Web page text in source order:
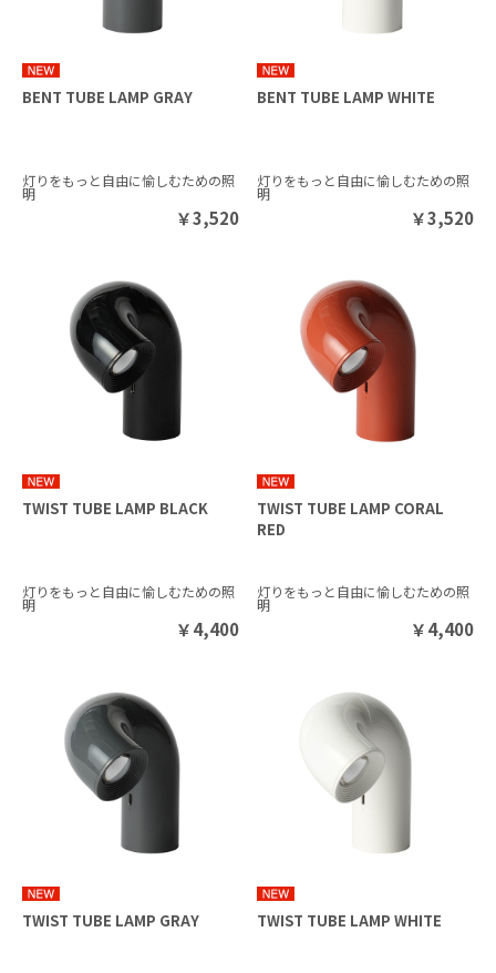
BENT TUBE LAMP GRAY
灯りをもっと自由に愉しむための照
明
￥3,520
BENT TUBE LAMP WHITE
灯りをもっと自由に愉しむための照
明
￥3,520
TWIST TUBE LAMP BLACK
灯りをもっと自由に愉しむための照
明
￥4,400
TWIST TUBE LAMP CORAL
RED
灯りをもっと自由に愉しむための照
明
￥4,400
TWIST TUBE LAMP GRAY TWIST TUBE LAMP WHITE